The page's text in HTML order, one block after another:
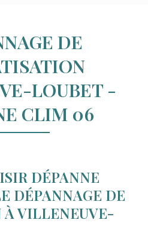
DE
LOUBET -
CLIM 06
DÉPANNE
DÉPANNAGE DE
VILLENEUVE-